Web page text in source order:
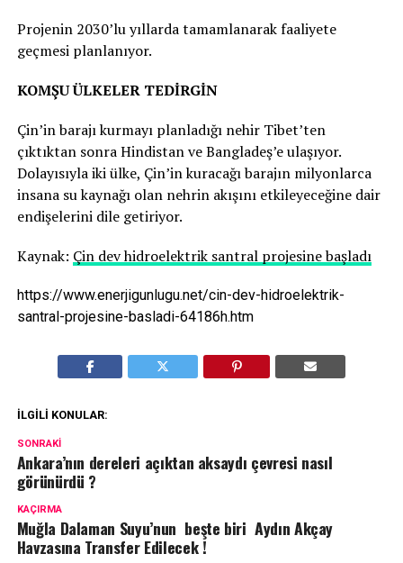
Projenin 2030’lu yıllarda tamamlanarak faaliyete
geçmesi planlanıyor.
KOMŞU ÜLKELER TEDİRGİN
Çin’in barajı kurmayı planladığı nehir Tibet’ten
çıktıktan sonra Hindistan ve Bangladeş’e ulaşıyor.
Dolayısıyla iki ülke, Çin’in kuracağı barajın milyonlarca
insana su kaynağı olan nehrin akışını etkileyeceğine dair
endişelerini dile getiriyor.
Kaynak: Çin dev hidroelektrik santral projesine başladı
https://www.enerjigunlugu.net/cin-dev-hidroelektrik-
santral-projesine-basladi-64186h.htm
İLGILI KONULAR:
SONRAKI
Ankara’nın dereleri açıktan aksaydı çevresi nasıl
görünürdü ?
KAÇIRMA
Muğla Dalaman Suyu’nun beşte biri Aydın Akçay
Havzasına Transfer Edilecek !